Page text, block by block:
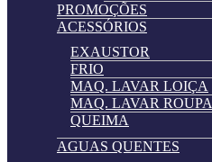
PROMOÇÕES
ACESSÓRIOS
EXAUSTOR
FRIO
MAQ. LAVAR LOIÇA
MAQ. LAVAR ROUPA
QUEIMA
AGUAS QUENTES